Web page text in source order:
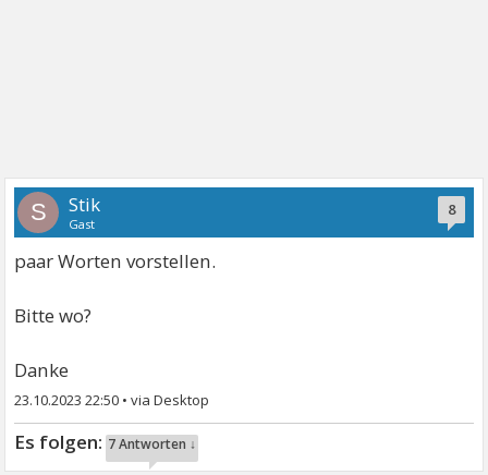
8
S Stik
Gast
paar Worten vorstellen.
Bitte wo?
Danke
23.10.2023 22:50 •
7 Antworten ↓